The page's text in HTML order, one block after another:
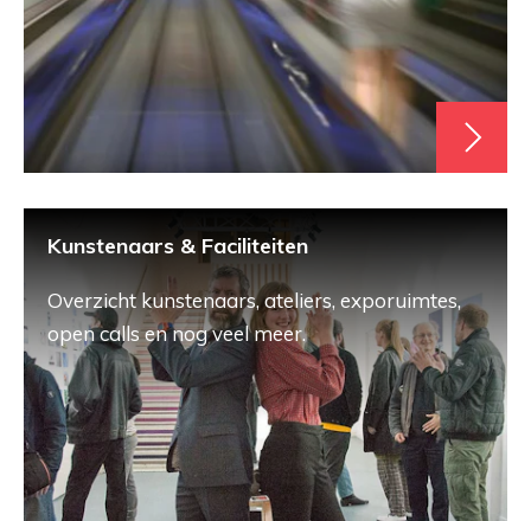
Kunstenaars & Faciliteiten
Overzicht kunstenaars, ateliers, exporuimtes,
open calls en nog veel meer.